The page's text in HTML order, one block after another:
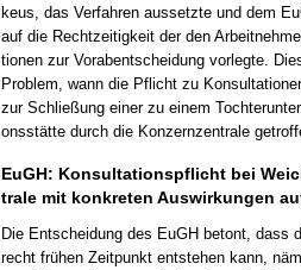
keus, das Ver­fah­ren aus­setz­te und dem
auf die Recht­zei­tig­keit der den
tio­nen zur Vor­ab­ent­schei­dung vor­leg­te.
Pro­blem, wann die Pflicht zu
zur Sch­ließung ei­ner zu ei­nem
onsstätte durch die Kon­zern­zen­tra­le
EuGH: Kon­sul­ta­ti­ons­pflicht bei
tra­le mit kon­kre­ten Aus­wir­kun­gen
Die Ent­schei­dung des EuGH be­tont, dass
recht frühen Zeit­punkt ent­ste­hen kann,